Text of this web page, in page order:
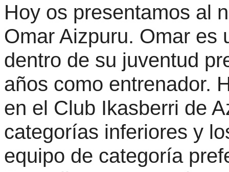
Hoy os presentamos al
Omar Aizpuru. Omar es
dentro de su juventud
años como entrenador.
en el Club Ikasberri de
categorías inferiores y
equipo de categoría